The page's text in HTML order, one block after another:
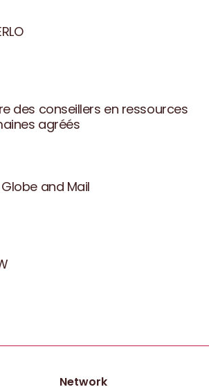
des conseillers en ressources
agréés
and Mail
Network